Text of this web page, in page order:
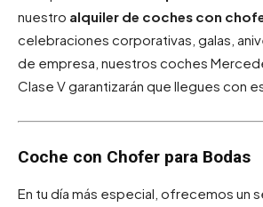
nuestro alquiler de coches con
celebraciones corporativas, galas,
de empresa, nuestros coches
Clase V garantizarán que llegues con
Coche con Chofer para Bodas
En tu día más especial, ofrecemos un